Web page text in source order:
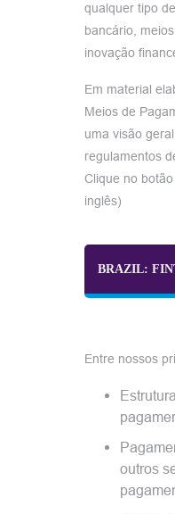
qualquer tipo
bancário,
inovação
Em material
Meios de
uma visão
regulamentos
Clique no
inglês)
BRAZIL:
Entre nossos
outros